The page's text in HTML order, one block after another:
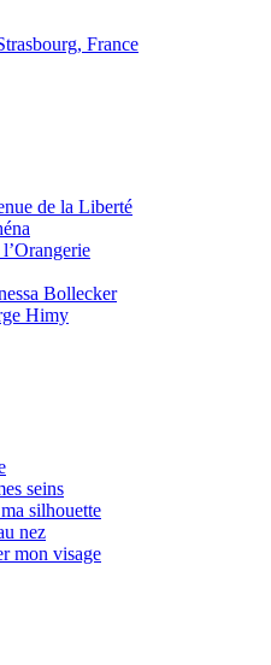
France
de la Liberté
Bollecker
Himy
seins
silhouette
nez
mon visage